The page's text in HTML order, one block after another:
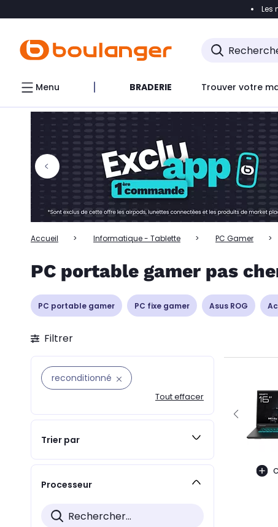
Accéder
Accéder directement au chatbot
Les
Menu BRADERIE Trouver votre
Accueil Informatique - Tablette PC Gamer
PC portable gamer pas
PC portable gamer PC fixe gamer Asus ROG
Filtrer
reconditionné
Tout effacer
Trier par
Processeur